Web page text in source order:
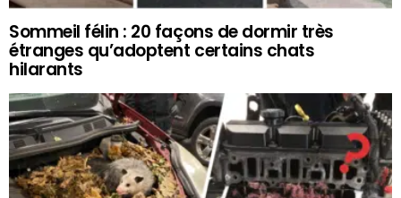
Sommeil félin : 20 façons de dormir très
étranges qu’adoptent certains chats
hilarants